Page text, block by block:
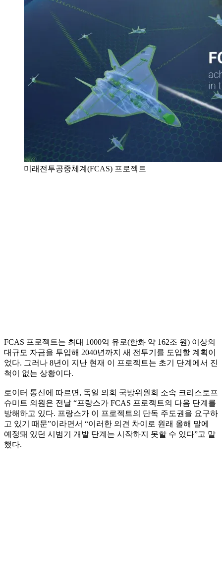
미래전투공중체계(FCAS) 프로젝트
FCAS 프로젝트는 최대 1000억 유로(한화 약 162조 원) 이상의
대규모 자금을 투입해 2040년까지 새 전투기를 도입할 계획이
었다. 그러나 8년이 지난 현재 이 프로젝트는 초기 단계에서 진
척이 없는 상황이다.
로이터 통신에 따르면, 독일 의회 국방위원회 소속 크리스토프
슈미트 의원은 전날 “프랑스가 FCAS 프로젝트의 다음 단계를
방해하고 있다. 프랑스가 이 프로젝트의 단독 주도권을 요구하
고 있기 때문”이라면서 “이러한 의견 차이로 원래 올해 말에
예정돼 있던 시범기 개발 단계는 시작하지 못할 수 있다”고 말
했다.